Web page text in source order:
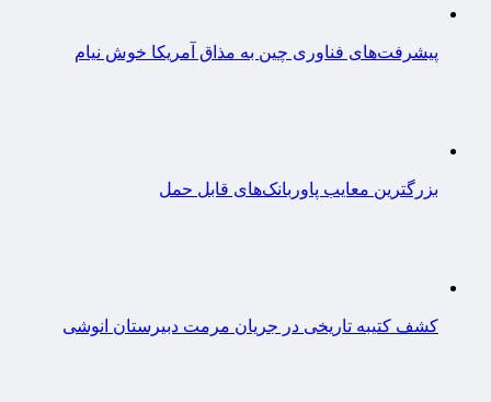
پیشرفت‌های فناوری چین به مذاق آمریکا خوش نیام
بزرگترین معایب پاوربانک‌های قابل حمل
کشف کتیبه تاریخی در جریان مرمت دبیرستان انوشی